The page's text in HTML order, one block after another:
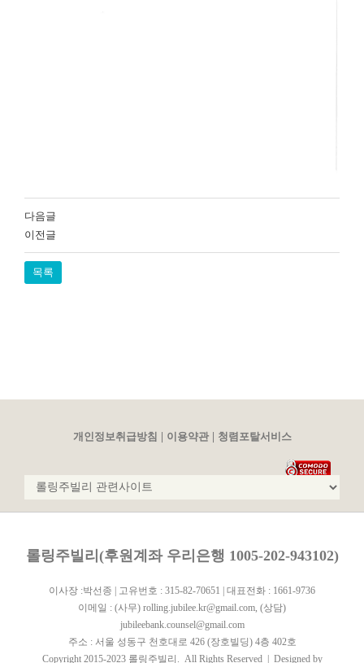
다음글
이전글
목록
개인정보취급방침 | 이용약관| 청렴포탈서비스
롤링주빌리(후원계좌 우리은행 1005-202-943102)
이사장 :박선종 | 고유번호 : 315-82-70651 | 대표전화 : 1661-9736
이메일 : (사무) rolling.jubilee.kr@gmail.com, (상담)
jubileebank.counsel@gmail.com
주소 : 서울 성동구 천호대로 426 (장호빌딩) 4층 402호
Copyright 2015-2023 롤링주빌리. All Rights Reserved | Designed by